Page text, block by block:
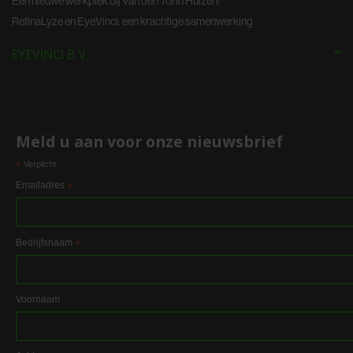
RetinaLyze en EyeVinci: een krachtige samenwerking
EYEVINCI B.V.
Meld u aan voor onze nieuwsbrief
* Verplicht
Emailadres *
Bedrijfsnaam *
Voornaam